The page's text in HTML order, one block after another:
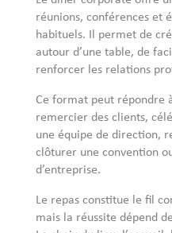
réunions, conférences et
habituels. Il permet de
autour d’une table, de
renforcer les relations
Ce format peut répondre
remercier des clients,
une équipe de direction,
clôturer une convention
d’entreprise.
Le repas constitue le fil
mais la réussite dépend